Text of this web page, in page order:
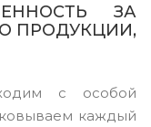
ЗА
ПРОДУКЦИИ,
с особой
каждый